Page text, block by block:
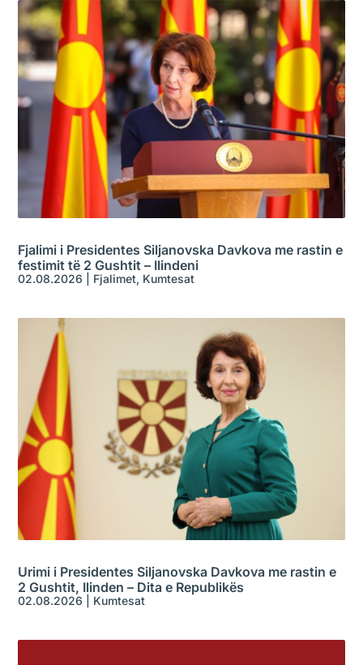
Fjalimi i Presidentes Siljanovska Davkova me rastin e
festimit të 2 Gushtit – Ilindeni
02.08.2026 Fjalimet, Kumtesat
Urimi i Presidentes Siljanovska Davkova me rastin e
2 Gushtit, Ilinden – Dita e Republikës
02.08.2026 Kumtesat